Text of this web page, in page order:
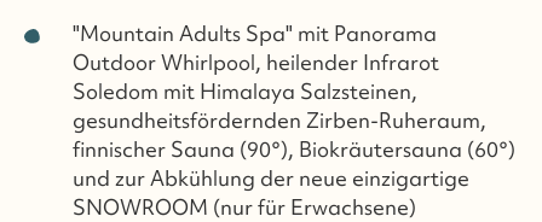
"Mountain Adults Spa" mit Panorama
Outdoor Whirlpool, heilender Infrarot
Soledom mit Himalaya Salzsteinen,
gesundheitsfördernden Zirben-Ruheraum,
finnischer Sauna (90°), Biokräutersauna (60°)
und zur Abkühlung der neue einzigartige
SNOWROOM (nur für Erwachsene)